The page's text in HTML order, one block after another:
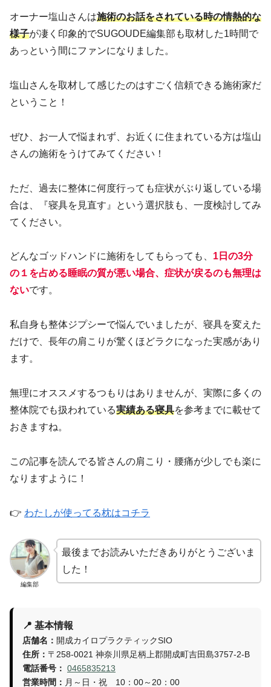
オーナー塩山さんは施術のお話をされている時の情熱的な
様子が凄く印象的でSUGOUDE編集部も取材した1時間で
あっという間にファンになりました。
塩山さんを取材して感じたのはすごく信頼できる施術家だ
ということ！
ぜひ、お一人で悩まれず、お近くに住まれている方は塩山
さんの施術をうけてみてください！
ただ、過去に整体に何度行っても症状がぶり返している場
合は、『寝具を見直す』という選択肢も、一度検討してみ
てください。
どんなゴッドハンドに施術をしてもらっても、 1日の3分
の１を占める睡眠の質が悪い場合、症状が戻るのも無理は
ないです。
私自身も整体ジプシーで悩んでいましたが、寝具を変えた
だけで、長年の肩こりが驚くほどラクになった実感があり
ます。
無理にオススメするつもりはありませんが、実際に多くの
整体院でも扱われている実績ある寝具を参考までに載せて
おきますね。
この記事を読んでる皆さんの肩こり・腰痛が少しでも楽に
なりますように！
👉 わたしが使ってる枕はコチラ
編集部
最後までお読みいただきありがとうございま
した！
📍 基本情報
店舗名： 開成カイロプラクティックSIO
住所： 〒258-0021 神奈川県足柄上郡開成町吉田島3757-2-B
電話番号： 0465835213
営業時間： 月～日・祝 10：00～20：00